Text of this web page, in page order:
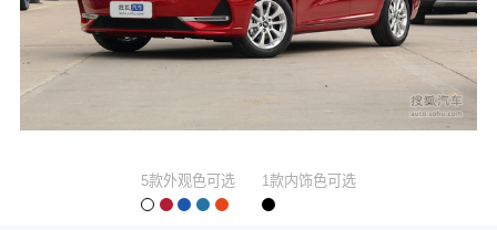
5款外观色可选 1款内饰色可选